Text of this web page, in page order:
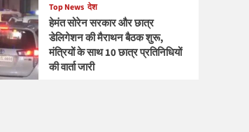
Top News देश
हेमंत सोरेन सरकार और छात्र
डेलिगेशन की मैराथन बैठक शुरू,
मंत्रियों के साथ 10 छात्र प्रतिनिधियों
की वार्ता जारी